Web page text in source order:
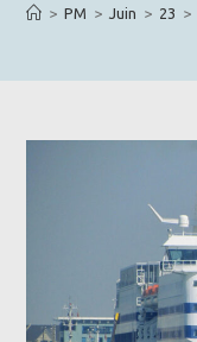
> PM > Juin > 23 >